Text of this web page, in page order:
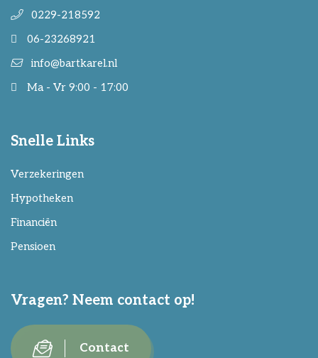
0229-218592
06-23268921
info@bartkarel.nl
Ma - Vr 9:00 - 17:00
Snelle Links
Verzekeringen
Hypotheken
Financiën
Pensioen
Vragen? Neem contact op!
Contact